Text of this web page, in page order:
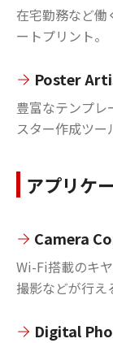
在宅勤務など働
ートプリント。
Poster
豊富なテンプレ
スター作成ツー
アプリケ
Camera
Wi-Fi搭載のキ
撮影などが行え
Digital